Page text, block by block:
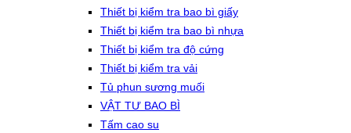
Thiết bị kiểm tra bao bì giấy
Thiết bị kiểm tra bao bì nhựa
Thiết bị kiểm tra độ cứng
Thiết bị kiểm tra vải
Tủ phun sương muối
VẬT TƯ BAO BÌ
Tấm cao su